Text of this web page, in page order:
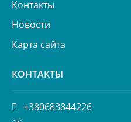
Контакты
Новости
Карта сайта
КОНТАКТЫ
+380683844226